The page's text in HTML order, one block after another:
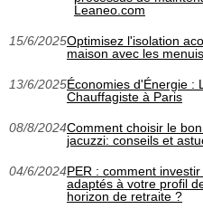
Leaneo.com
15/6/2025Optimisez l'isolation
maison avec les
13/6/2025Économies d'Énergie :
Chauffagiste à Paris
08/8/2024Comment choisir le
jacuzzi: conseils et
04/6/2024PER : comment
adaptés à votre profil
horizon de retraite ?